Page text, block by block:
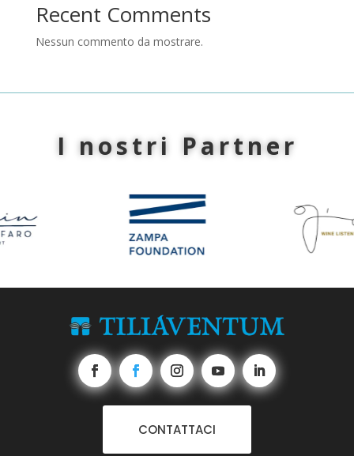
Recent Comments
Nessun commento da mostrare.
I nostri Partner
CONTATTACI